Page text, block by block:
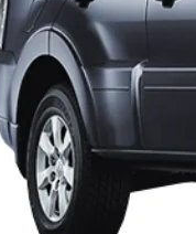
س
ي
ح
ي